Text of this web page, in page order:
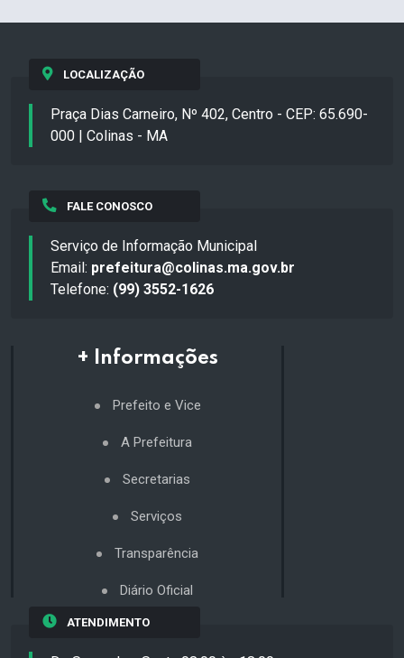
LOCALIZAÇÃO
Praça Dias Carneiro, Nº 402, Centro - CEP: 65.690-
000 | Colinas - MA
FALE CONOSCO
Serviço de Informação Municipal
Email: prefeitura@colinas.ma.gov.br
Telefone: (99) 3552-1626
+ Informações
Prefeito e Vice
A Prefeitura
Secretarias
Serviços
Transparência
Diário Oficial
ATENDIMENTO